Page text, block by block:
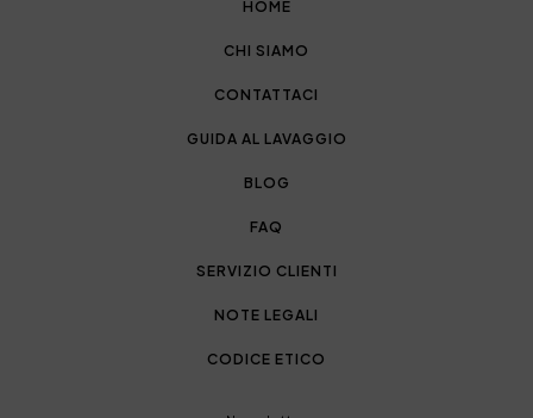
HOME
CHI SIAMO
CONTATTACI
GUIDA AL LAVAGGIO
BLOG
FAQ
SERVIZIO CLIENTI
NOTE LEGALI
CODICE ETICO